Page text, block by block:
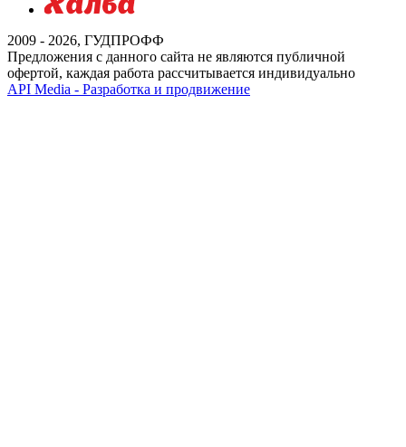
2009 - 2026, ГУДПРОФФ
Предложения с данного сайта не являются публичной
офертой, каждая работа рассчитывается индивидуально
API Media - Разработка и продвижение